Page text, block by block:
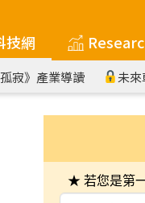
技網
寂》產業導讀 未
★ 若您是第